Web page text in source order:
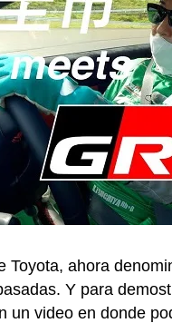
Toyota, ahora
Y para
un video en donde